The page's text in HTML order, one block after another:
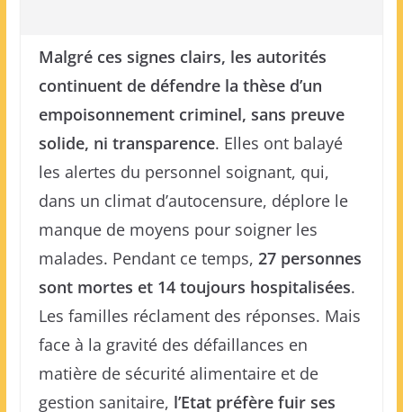
Malgré ces signes clairs, les autorités
continuent de défendre la thèse d’un
empoisonnement criminel, sans preuve
solide, ni transparence. Elles ont balayé
les alertes du personnel soignant, qui,
dans un climat d’autocensure, déplore le
manque de moyens pour soigner les
malades. Pendant ce temps, 27 personnes
sont mortes et 14 toujours hospitalisées.
Les familles réclament des réponses. Mais
face à la gravité des défaillances en
matière de sécurité alimentaire et de
gestion sanitaire, l’Etat préfère fuir ses